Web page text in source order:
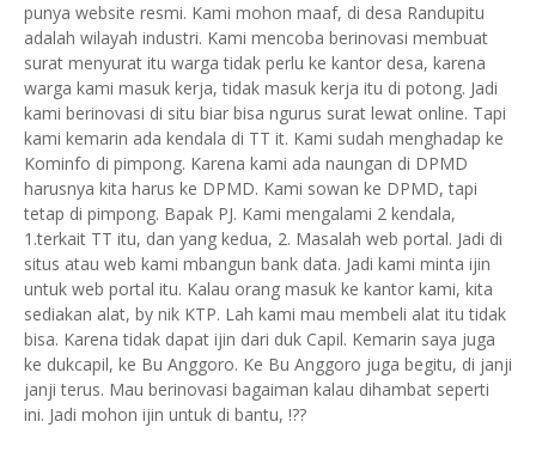
punya website resmi. Kami mohon maaf, di desa Randupitu
adalah wilayah industri. Kami mencoba berinovasi membuat
surat menyurat itu warga tidak perlu ke kantor desa, karena
warga kami masuk kerja, tidak masuk kerja itu di potong. Jadi
kami berinovasi di situ biar bisa ngurus surat lewat online. Tapi
kami kemarin ada kendala di TT it. Kami sudah menghadap ke
Kominfo di pimpong. Karena kami ada naungan di DPMD
harusnya kita harus ke DPMD. Kami sowan ke DPMD, tapi
tetap di pimpong. Bapak PJ. Kami mengalami 2 kendala,
1.terkait TT itu, dan yang kedua, 2. Masalah web portal. Jadi di
situs atau web kami mbangun bank data. Jadi kami minta ijin
untuk web portal itu. Kalau orang masuk ke kantor kami, kita
sediakan alat, by nik KTP. Lah kami mau membeli alat itu tidak
bisa. Karena tidak dapat ijin dari duk Capil. Kemarin saya juga
ke dukcapil, ke Bu Anggoro. Ke Bu Anggoro juga begitu, di janji
janji terus. Mau berinovasi bagaiman kalau dihambat seperti
ini. Jadi mohon ijin untuk di bantu, !??